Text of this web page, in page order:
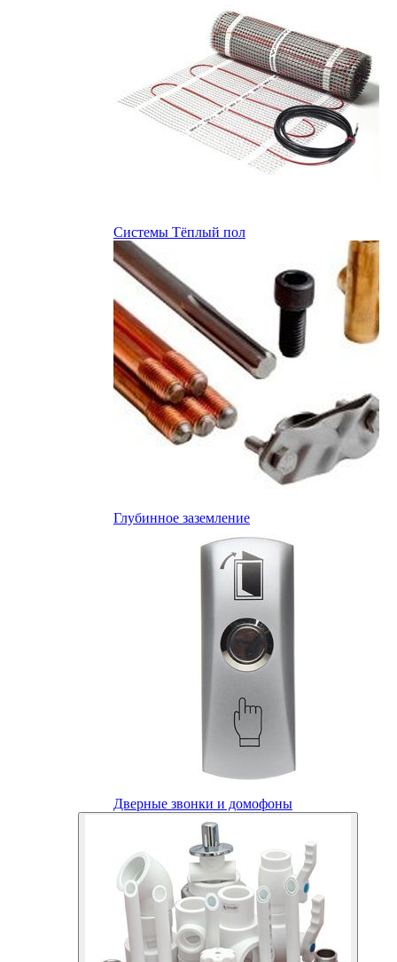
Системы Тёплый пол
Глубинное заземление
Дверные звонки и домофоны